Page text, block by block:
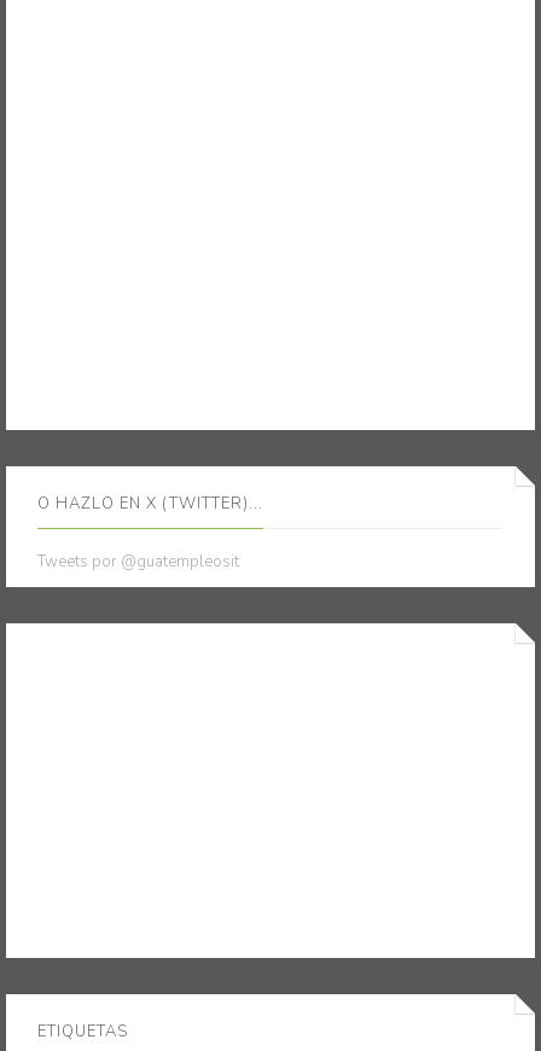
O HAZLO EN X (TWITTER)...
Tweets por @guatempleosit
ETIQUETAS